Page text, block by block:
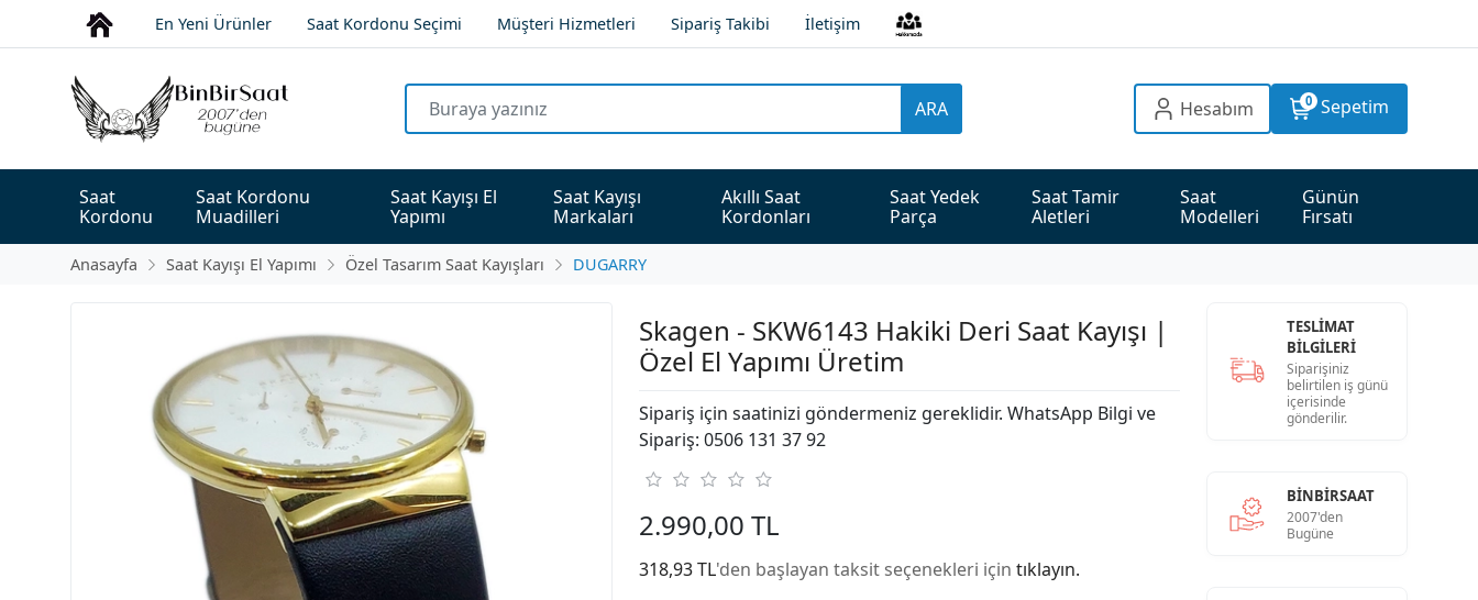
En Yeni Ürünler Saat Kordonu Seçimi Müşteri Hizmetleri Sipariş Takibi İletişim
ARA Hesabım 0 Sepetim
Saat
Kordonu
Saat Kordonu
Muadilleri
Saat Kayışı El
Yapımı
Saat Kayışı
Markaları
Akıllı Saat
Kordonları
Saat Yedek
Parça
Saat Tamir
Aletleri
Saat
Modelleri
Günün
Fırsatı
Anasayfa Saat Kayışı El Yapımı Özel Tasarım Saat Kayışları DUGARRY
Skagen - SKW6143 Hakiki Deri Saat Kayışı |
Özel El Yapımı Üretim
Sipariş için saatinizi göndermeniz gereklidir. WhatsApp Bilgi ve
Sipariş: 0506 131 37 92
2.990,00 TL
318,93 TL'den başlayan taksit seçenekleri için tıklayın.
TESLİMAT
BİLGİLERİ
Siparişiniz
belirtilen iş günü
içerisinde
gönderilir.
BINBIRSAAT
2007'den
Bugüne